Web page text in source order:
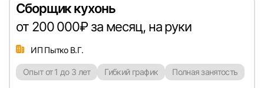
Сборщик кухонь
от 200 000₽ за месяц, на руки
ИП Пытко В.Г.
Опыт от 1 до 3 лет Гибкий график Полная занятость